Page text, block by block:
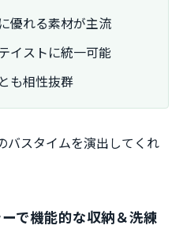
優れる素材が主流
イストに統一可能
も相性抜群
バスタイムを演出してくれ
で機能的な収納＆洗練